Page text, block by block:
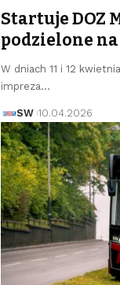
Startuje DOZ
podzielone na
W dniach 11 i 12
impreza…
SW 10.04.2026